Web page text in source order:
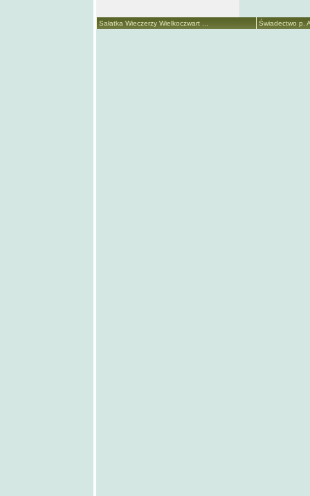
Sałatka Wieczerzy Wielkoczwart ... Świadectwo p.